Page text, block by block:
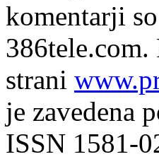
komentarji
386tele.com.
strani
je zavedena
ISSN 1581-